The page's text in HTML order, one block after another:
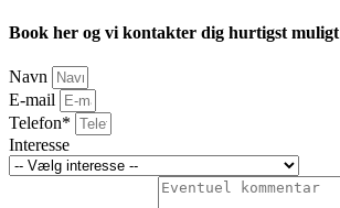
Book her og vi kontakter dig hurtigst muligt
Navn
E-mail
Telefon*
Interesse